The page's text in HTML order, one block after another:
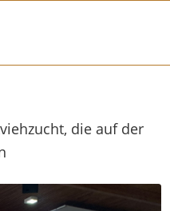
die auf der